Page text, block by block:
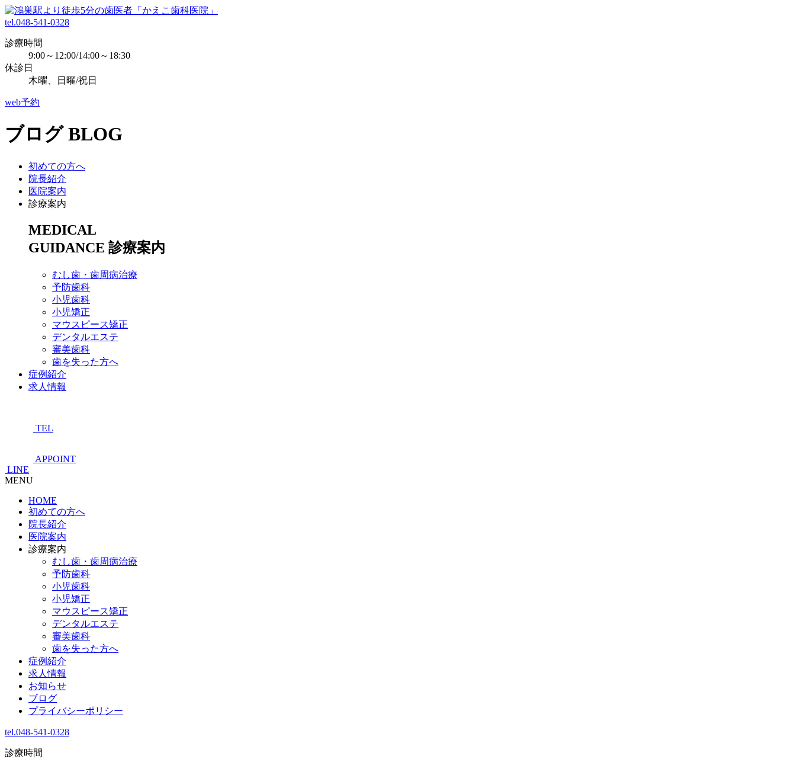
tel.048-541-0328
診療時間
9:00～12:00/14:00～18:30
休診日
木曜、日曜/祝日
web予約
ブログ BLOG
初めての方へ
院長紹介
医院案内
診療案内
MEDICAL
GUIDANCE 診療案内
むし歯・歯周病治療
予防歯科
小児歯科
小児矯正
マウスピース矯正
デンタルエステ
審美歯科
歯を失った方へ
症例紹介
求人情報
TEL
APPOINT
LINE
MENU
HOME
初めての方へ
院長紹介
医院案内
診療案内
むし歯・歯周病治療
予防歯科
小児歯科
小児矯正
マウスピース矯正
デンタルエステ
審美歯科
歯を失った方へ
症例紹介
求人情報
お知らせ
ブログ
プライバシーポリシー
tel.048-541-0328
診療時間